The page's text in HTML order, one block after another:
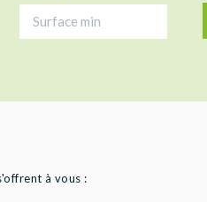
à vous :